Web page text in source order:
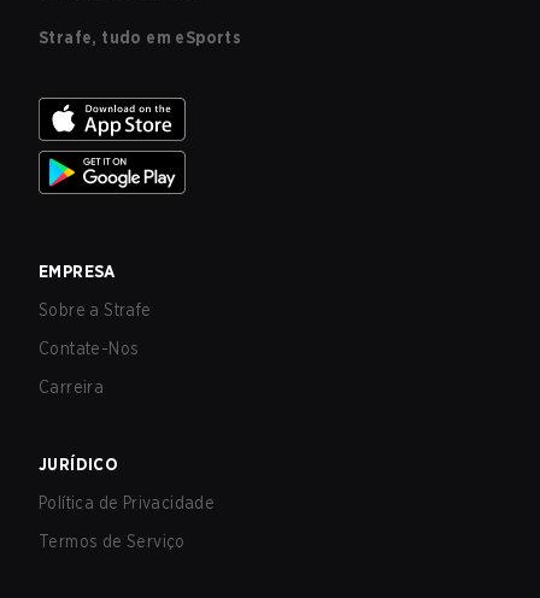
Strafe, tudo em eSports
EMPRESA
Sobre a Strafe
Contate-Nos
Carreira
JURÍDICO
Política de Privacidade
Termos de Serviço